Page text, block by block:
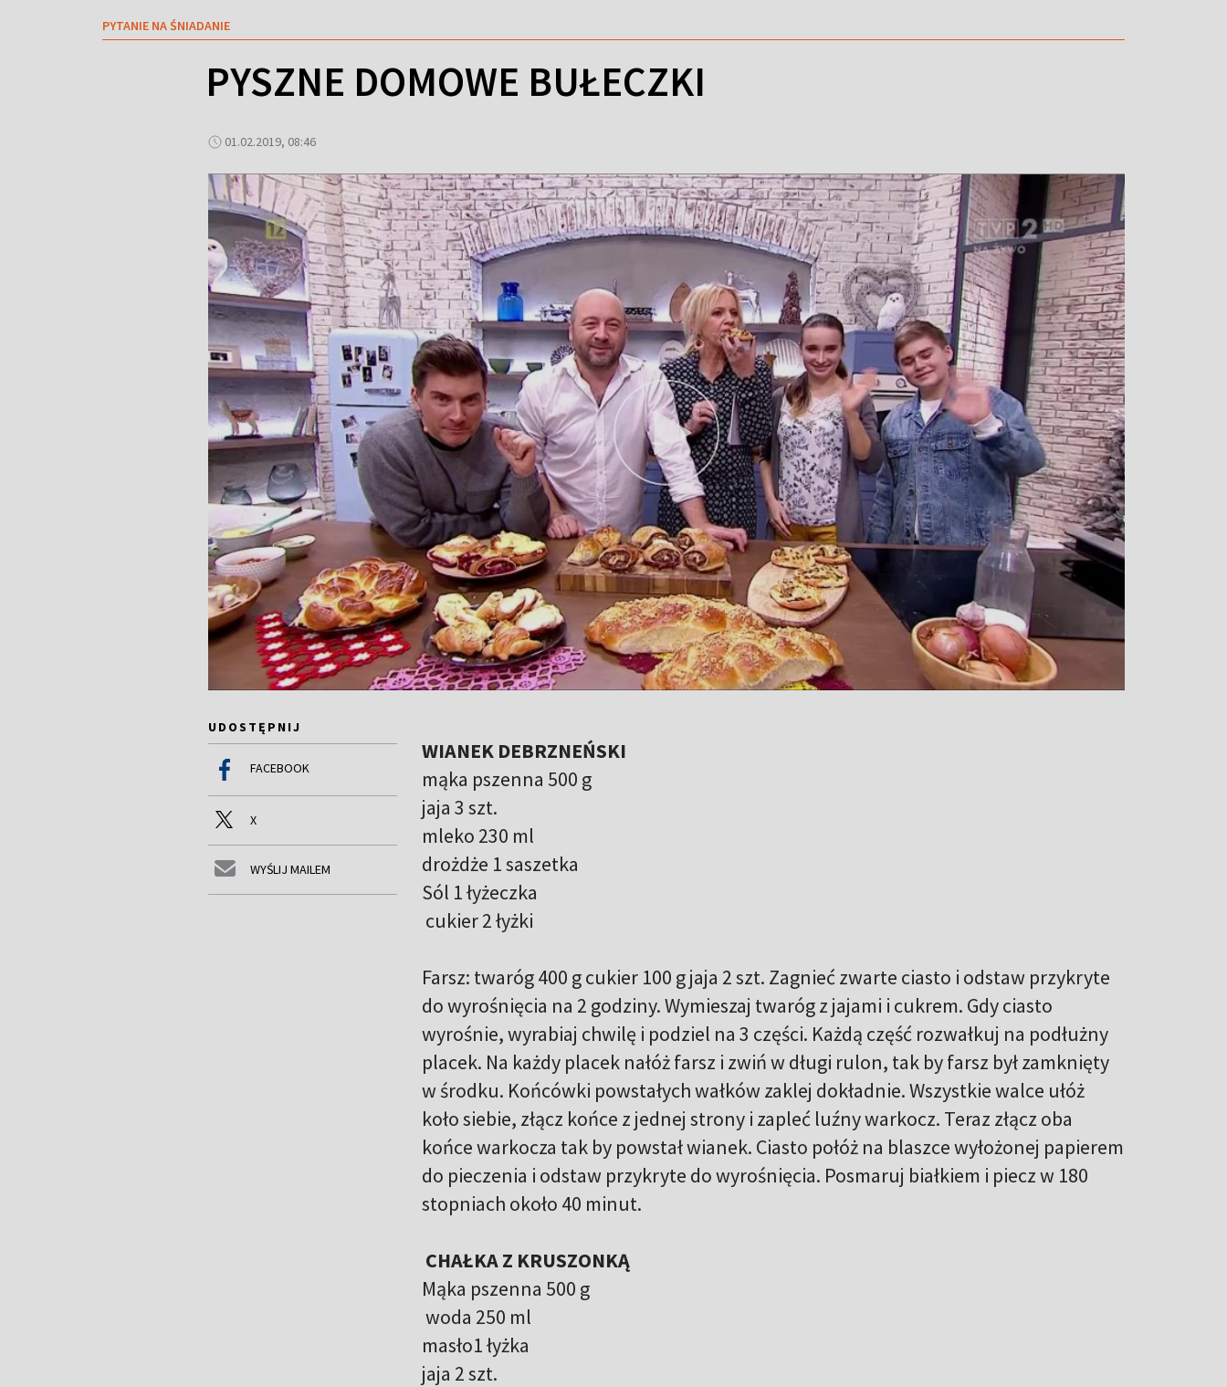
PYTANIE NA ŚNIADANIE
PYSZNE DOMOWE BUŁECZKI
01.02.2019, 08:46
UDOSTĘPNIJ
FACEBOOK
X
WYŚLIJ MAILEM
WIANEK DEBRZNEŃSKI
mąka pszenna 500 g
jaja 3 szt.
mleko 230 ml
drożdże 1 saszetka
Sól 1 łyżeczka
cukier 2 łyżki
Farsz: twaróg 400 g cukier 100 g jaja 2 szt. Zagnieć zwarte ciasto i odstaw przykryte
do wyrośnięcia na 2 godziny. Wymieszaj twaróg z jajami i cukrem. Gdy ciasto
wyrośnie, wyrabiaj chwilę i podziel na 3 części. Każdą część rozwałkuj na podłużny
placek. Na każdy placek nałóż farsz i zwiń w długi rulon, tak by farsz był zamknięty
w środku. Końcówki powstałych wałków zaklej dokładnie. Wszystkie walce ułóż
koło siebie, złącz końce z jednej strony i zapleć luźny warkocz. Teraz złącz oba
końce warkocza tak by powstał wianek. Ciasto połóż na blaszce wyłożonej papierem
do pieczenia i odstaw przykryte do wyrośnięcia. Posmaruj białkiem i piecz w 180
stopniach około 40 minut.
CHAŁKA Z KRUSZONKĄ
Mąka pszenna 500 g
woda 250 ml
masło1 łyżka
jaja 2 szt.